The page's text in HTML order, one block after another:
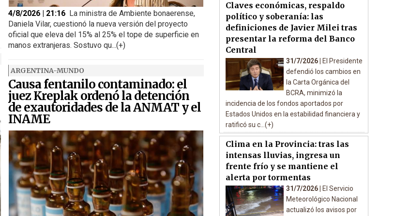
4/8/2026 | 21:16 La ministra de Ambiente bonaerense,
Daniela Vilar, cuestionó la nueva versión del proyecto
oficial que eleva del 15% al 25% el tope de superficie en
manos extranjeras. Sostuvo qu...(+)
ARGENTINA-MUNDO
Causa fentanilo contaminado: el
juez Kreplak ordenó la detención
de exautoridades de la ANMAT y el
INAME
Claves económicas, respaldo
político y soberanía: las
definiciones de Javier Milei tras
presentar la reforma del Banco
Central
31/7/2026 |
El Presidente
defendió los cambios en
la Carta Orgánica del
BCRA, minimizó la
incidencia de los fondos aportados por
Estados Unidos en la estabilidad financiera y
ratificó su c...(+)
Clima en la Provincia: tras las
intensas lluvias, ingresa un
frente frío y se mantiene el
alerta por tormentas
31/7/2026 |
El Servicio
Meteorológico Nacional
actualizó los avisos por